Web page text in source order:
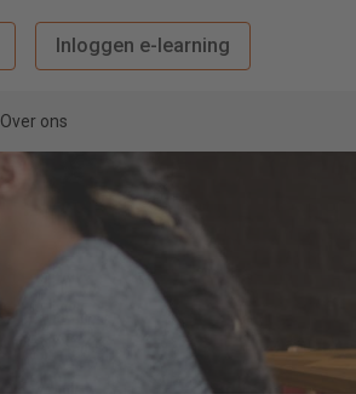
Inloggen e-learning
Over ons